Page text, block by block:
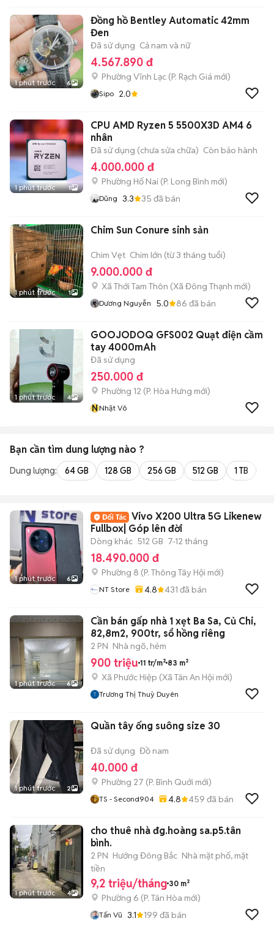
1 phút trước 6
Đồng hồ Bentley Automatic 42mm
Đen
Đã sử dụng Cả nam và nữ
4.567.890 đ
Phường Vĩnh Lạc (P. Rạch Giá mới)
Sipo 2.0
1 phút trước 1
CPU AMD Ryzen 5 5500X3D AM4 6
nhân
Đã sử dụng (chưa sửa chữa) Còn bảo hành
4.000.000 đ
Phường Hố Nai (P. Long Bình mới)
Dũng 3.3 35 đã bán
1 phút trước 1
Chim Sun Conure sinh sản
Chim Vẹt Chim lớn (từ 3 tháng tuổi)
9.000.000 đ
Xã Thới Tam Thôn (Xã Đông Thạnh mới)
Dương Nguyễn 5.0 86 đã bán
1 phút trước 4
GOOJODOQ GFS002 Quạt điện cầm
tay 4000mAh
Đã sử dụng
250.000 đ
Phường 12 (P. Hòa Hưng mới)
NNhật Võ
Bạn cần tìm dung lượng nào ?
Dung lượng: 64 GB 128 GB 256 GB 512 GB 1 TB
1 phút trước 6
Vivo X200 Ultra 5G Likenew
Fullbox| Góp lên đời
Dòng khác 512 GB 7-12 tháng
18.490.000 đ
Phường 8 (P. Thông Tây Hội mới)
NT Store 4.8 431 đã bán
1 phút trước 6
Cần bán gấp nhà 1 xẹt Ba Sa, Củ Chi,
82,8m2, 900tr, sổ hồng riêng
2 PN Nhà ngõ, hẻm
900 triệu 11 tr/m² 83 m²
Xã Phước Hiệp (Xã Tân An Hội mới)
Trương Thị Thuỳ Duyên
1 phút trước 2
Quần tây ống suông size 30
Đã sử dụng Đồ nam
40.000 đ
Phường 27 (P. Bình Quới mới)
TS - Second904 4.8 459 đã bán
1 phút trước 4
cho thuê nhà đg.hoàng sa.p5.tân
bình.
2 PN Hướng Đông Bắc Nhà mặt phố, mặt
tiền
9,2 triệu/tháng 30 m²
Phường 6 (P. Tân Hòa mới)
Tấn Vũ 3.1 199 đã bán